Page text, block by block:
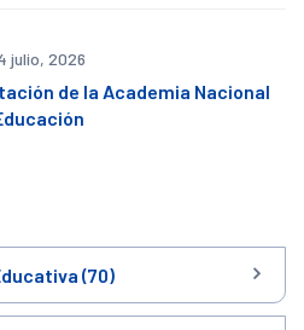
julio, 2026
de la Academia Nacional
(70)